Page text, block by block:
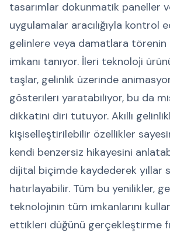
tasarımlar dokunmatik paneller
uygulamalar aracılığıyla kontrol
gelinlere veya damatlara törenin
imkanı tanıyor. İleri teknoloji
taşlar, gelinlik üzerinde
gösterileri yaratabiliyor, bu da
dikkatini diri tutuyor. Akıllı
kişiselleştirilebilir özellikler
kendi benzersiz hikayesini
dijital biçimde kaydederek yıllar
hatırlayabilir. Tüm bu yenilikler,
teknolojinin tüm imkanlarını
ettikleri düğünü gerçekleştirme